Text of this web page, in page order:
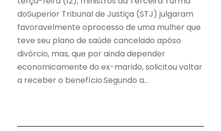
doSuperior Tribunal de Justiça (STJ) julgaram
favoravelmente oprocesso de uma mulher que
teve seu plano de saúde cancelado apóso
divórcio, mas, que por ainda depender
economicamente do ex-marido, solicitou voltar
a receber o benefício.Segundo a...